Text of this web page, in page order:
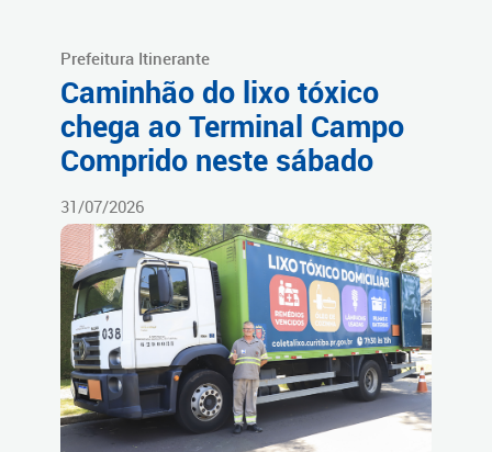
Prefeitura Itinerante
Caminhão do lixo tóxico
chega ao Terminal Campo
Comprido neste sábado
31/07/2026